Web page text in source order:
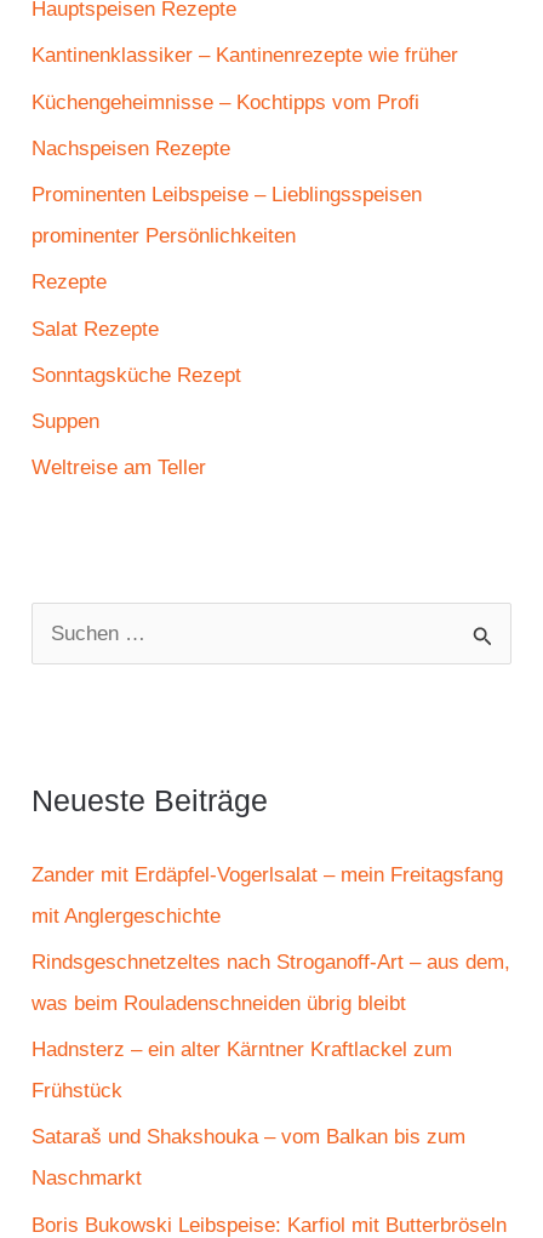
Hauptspeisen Rezepte
Kantinenklassiker – Kantinenrezepte wie früher
Küchengeheimnisse – Kochtipps vom Profi
Nachspeisen Rezepte
Prominenten Leibspeise – Lieblingsspeisen
prominenter Persönlichkeiten
Rezepte
Salat Rezepte
Sonntagsküche Rezept
Suppen
Weltreise am Teller
u
e
n
a
c
Neueste Beiträge
Zander mit Erdäpfel-Vogerlsalat – mein Freitagsfang
mit Anglergeschichte
Rindsgeschnetzeltes nach Stroganoff-Art – aus dem,
was beim Rouladenschneiden übrig bleibt
Hadnsterz – ein alter Kärntner Kraftlackel zum
Frühstück
Sataraš und Shakshouka – vom Balkan bis zum
Naschmarkt
Boris Bukowski Leibspeise: Karfiol mit Butterbröseln